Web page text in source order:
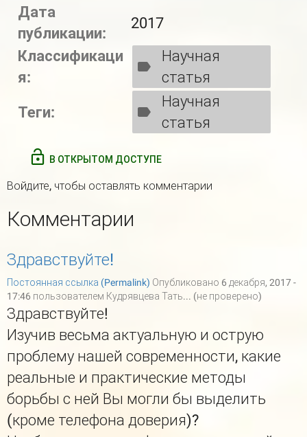
Дата
публикации:
2017
Классификаци
я:
Научная
статья
Теги:
Научная
статья
В ОТКРЫТОМ ДОСТУПЕ
Войдите, чтобы оставлять комментарии
Комментарии
Здравствуйте!
Постоянная ссылка (Permalink) Опубликовано 6 декабря, 2017 -
17:46 пользователем Кудрявцева Тать... (не проверено)
Здравствуйте!
Изучив весьма актуальную и острую
проблему нашей современности, какие
реальные и практические методы
борьбы с ней Вы могли бы выделить
(кроме телефона доверия)?